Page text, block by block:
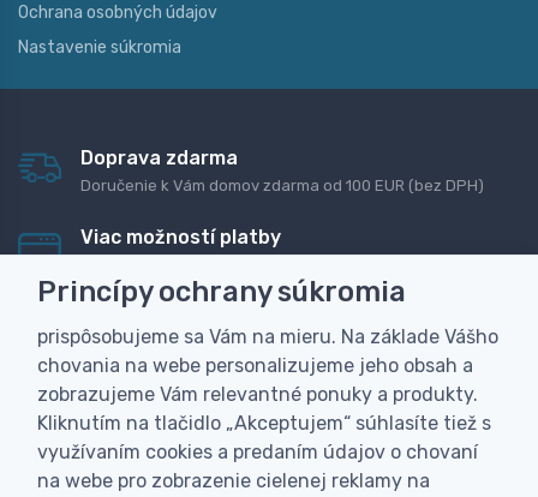
Ochrana osobných údajov
Nastavenie súkromia
Doprava zdarma
Doručenie k Vám domov zdarma od 100 EUR (bez DPH)
Viac možností platby
dobierku
Personalizácia
Vyrobíme Vám vlastný originálny darček
Skúsenosť
Široký sortiment, z ktorého Vám pomôžeme vybrať
Princípy ochrany súkromia
prispôsobujeme sa Vám na mieru. Na základe Vášho
chovania na webe personalizujeme jeho obsah a
zobrazujeme Vám relevantné ponuky a produkty.
Kliknutím na tlačidlo „Akceptujem“ súhlasíte tiež s
využívaním cookies a predaním údajov o chovaní
na webe pro zobrazenie cielenej reklamy na